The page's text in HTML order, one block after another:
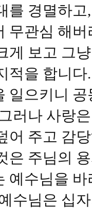
를 경멸하
무관심 해
게 보고 그
적을 합니
일으키니
러나 사랑
어 주고 감
은 주님의
예수님을
수님은 십